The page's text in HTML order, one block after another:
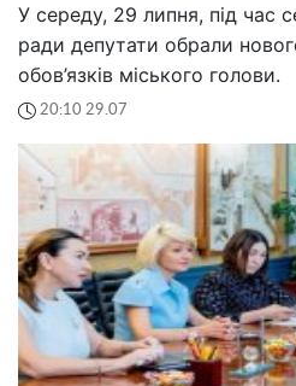
У середу, 29 липня, під час
ради депутати обрали
обов’язків міського голови.
20:10 29.07